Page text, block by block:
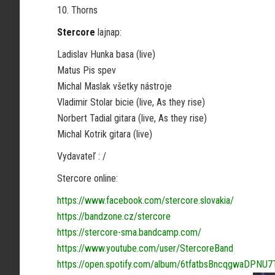
10. Thorns
Stercore lajnap:
Ladislav Hunka basa (live)
Matus Pis spev
Michal Maslak všetky nástroje
Vladimir Stolar bicie (live, As they rise)
Norbert Tadial gitara (live, As they rise)
Michal Kotrik gitara (live)
Vydavateľ : /
Stercore online:
https://www.facebook.com/stercore.slovakia/
https://bandzone.cz/stercore
https://stercore-sma.bandcamp.com/
https://www.youtube.com/user/StercoreBand
https://open.spotify.com/album/